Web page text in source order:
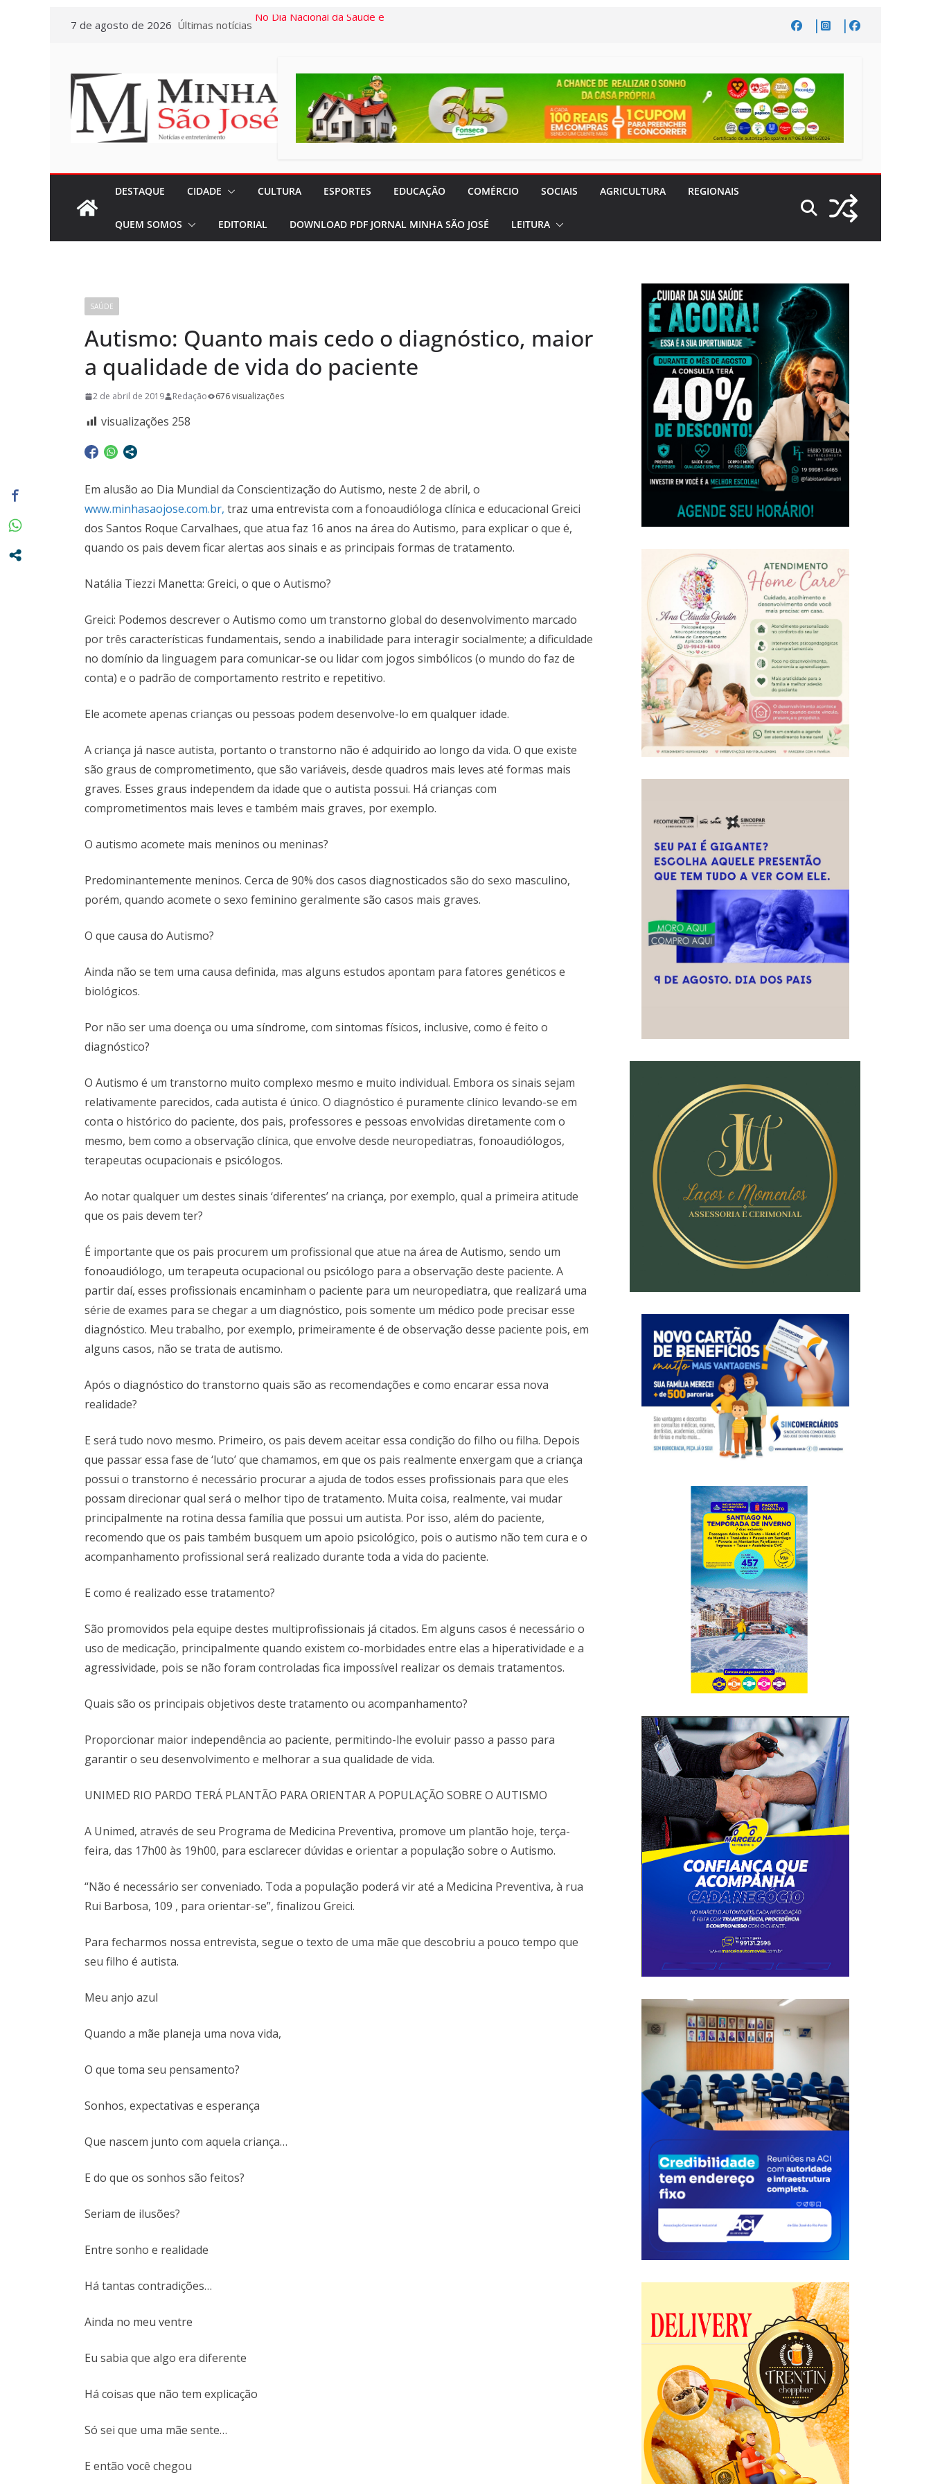
conteúdo
7 de agosto de 2026 Últimas notícias No Dia Nacional da Saúde e
Casa em Rio Pardo
Exposição “Remexendo o
Baú” e Documentário “Vozes
dia 10/08
Miniférias: CVC Rio Pardo
viagens aos feriados nos
Pasta da Saúde
A Crônica da Semana: Lúcia
Vitto – Memória viva da Arte
e de muitas Semanas
DESTAQUE CIDADE CULTURA ESPORTES EDUCAÇÃO COMÉRCIO SOCIAIS AGRICULTURA REGIONAIS
QUEM SOMOS EDITORIAL DOWNLOAD PDF JORNAL MINHA SÃO JOSÉ LEITURA
SAÚDE
Autismo: Quanto mais cedo o diagnóstico, maior
a qualidade de vida do paciente
2 de abril de 2019 Redação 676 visualizações
visualizações 258
Em alusão ao Dia Mundial da Conscientização do Autismo, neste 2 de abril, o
www.minhasaojose.com.br, traz uma entrevista com a fonoaudióloga clínica e educacional Greici
dos Santos Roque Carvalhaes, que atua faz 16 anos na área do Autismo, para explicar o que é,
quando os pais devem ficar alertas aos sinais e as principais formas de tratamento.
Natália Tiezzi Manetta: Greici, o que o Autismo?
Greici: Podemos descrever o Autismo como um transtorno global do desenvolvimento marcado
por três características fundamentais, sendo a inabilidade para interagir socialmente; a dificuldade
no domínio da linguagem para comunicar-se ou lidar com jogos simbólicos (o mundo do faz de
conta) e o padrão de comportamento restrito e repetitivo.
Ele acomete apenas crianças ou pessoas podem desenvolve-lo em qualquer idade.
A criança já nasce autista, portanto o transtorno não é adquirido ao longo da vida. O que existe
são graus de comprometimento, que são variáveis, desde quadros mais leves até formas mais
graves. Esses graus independem da idade que o autista possui. Há crianças com
comprometimentos mais leves e também mais graves, por exemplo.
O autismo acomete mais meninos ou meninas?
Predominantemente meninos. Cerca de 90% dos casos diagnosticados são do sexo masculino,
porém, quando acomete o sexo feminino geralmente são casos mais graves.
O que causa do Autismo?
Ainda não se tem uma causa definida, mas alguns estudos apontam para fatores genéticos e
biológicos.
Por não ser uma doença ou uma síndrome, com sintomas físicos, inclusive, como é feito o
diagnóstico?
O Autismo é um transtorno muito complexo mesmo e muito individual. Embora os sinais sejam
relativamente parecidos, cada autista é único. O diagnóstico é puramente clínico levando-se em
conta o histórico do paciente, dos pais, professores e pessoas envolvidas diretamente com o
mesmo, bem como a observação clínica, que envolve desde neuropediatras, fonoaudiólogos,
terapeutas ocupacionais e psicólogos.
Ao notar qualquer um destes sinais ‘diferentes’ na criança, por exemplo, qual a primeira atitude
que os pais devem ter?
É importante que os pais procurem um profissional que atue na área de Autismo, sendo um
fonoaudiólogo, um terapeuta ocupacional ou psicólogo para a observação deste paciente. A
partir daí, esses profissionais encaminham o paciente para um neuropediatra, que realizará uma
série de exames para se chegar a um diagnóstico, pois somente um médico pode precisar esse
diagnóstico. Meu trabalho, por exemplo, primeiramente é de observação desse paciente pois, em
alguns casos, não se trata de autismo.
Após o diagnóstico do transtorno quais são as recomendações e como encarar essa nova
realidade?
E será tudo novo mesmo. Primeiro, os pais devem aceitar essa condição do filho ou filha. Depois
que passar essa fase de ‘luto’ que chamamos, em que os pais realmente enxergam que a criança
possui o transtorno é necessário procurar a ajuda de todos esses profissionais para que eles
possam direcionar qual será o melhor tipo de tratamento. Muita coisa, realmente, vai mudar
principalmente na rotina dessa família que possui um autista. Por isso, além do paciente,
recomendo que os pais também busquem um apoio psicológico, pois o autismo não tem cura e o
acompanhamento profissional será realizado durante toda a vida do paciente.
E como é realizado esse tratamento?
São promovidos pela equipe destes multiprofissionais já citados. Em alguns casos é necessário o
uso de medicação, principalmente quando existem co-morbidades entre elas a hiperatividade e a
agressividade, pois se não foram controladas fica impossível realizar os demais tratamentos.
Quais são os principais objetivos deste tratamento ou acompanhamento?
Proporcionar maior independência ao paciente, permitindo-lhe evoluir passo a passo para
garantir o seu desenvolvimento e melhorar a sua qualidade de vida.
UNIMED RIO PARDO TERÁ PLANTÃO PARA ORIENTAR A POPULAÇÃO SOBRE O AUTISMO
A Unimed, através de seu Programa de Medicina Preventiva, promove um plantão hoje, terça-
feira, das 17h00 às 19h00, para esclarecer dúvidas e orientar a população sobre o Autismo.
“Não é necessário ser conveniado. Toda a população poderá vir até a Medicina Preventiva, à rua
Rui Barbosa, 109 , para orientar-se”, finalizou Greici.
Para fecharmos nossa entrevista, segue o texto de uma mãe que descobriu a pouco tempo que
seu filho é autista.
Meu anjo azul
Quando a mãe planeja uma nova vida,
O que toma seu pensamento?
Sonhos, expectativas e esperança
Que nascem junto com aquela criança…
E do que os sonhos são feitos?
Seriam de ilusões?
Entre sonho e realidade
Há tantas contradições…
Ainda no meu ventre
Eu sabia que algo era diferente
Há coisas que não tem explicação
Só sei que uma mãe sente…
E então você chegou